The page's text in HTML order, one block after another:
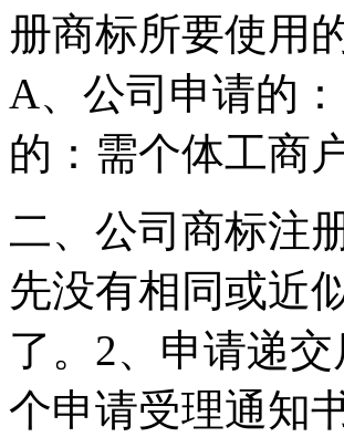
册商标所要使用
A、公司申请的
的：需个体工
二、公司商标注
先没有相同或近
了。2、申请递
个申请受理通知